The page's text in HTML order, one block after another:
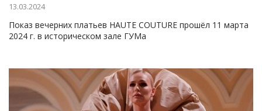
13.03.2024
Показ вечерних платьев HAUTE COUTURE прошёл 11 марта
2024 г. в историческом зале ГУМа